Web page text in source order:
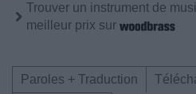
Trouver un instrument de
meilleur prix sur
Paroles + Traduction